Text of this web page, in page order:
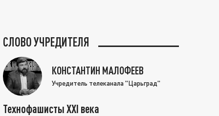
СЛОВО УЧРЕДИТЕЛЯ
КОНСТАНТИН МАЛОФЕЕВ
Учредитель телеканала "Царьград"
Технофашисты XXI века